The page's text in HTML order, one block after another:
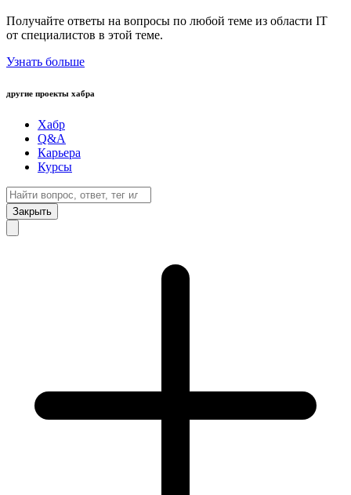
Получайте ответы на вопросы по любой теме из области IT
от специалистов в этой теме.
Узнать больше
другие проекты хабра
Хабр
Q&A
Карьера
Курсы
Закрыть